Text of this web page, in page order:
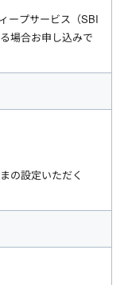
ープサービス（SBI
場合お申し込みで
の設定いただく